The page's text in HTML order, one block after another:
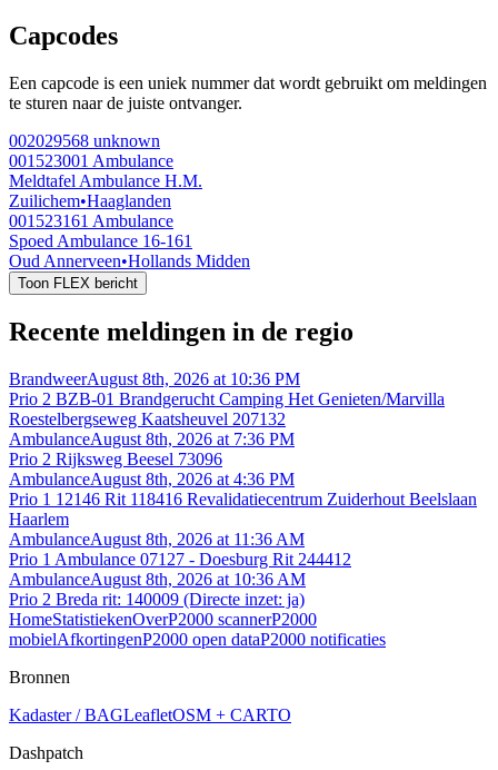
Capcodes
Een capcode is een uniek nummer dat wordt gebruikt om meldingen
te sturen naar de juiste ontvanger.
002029568 unknown
001523001 Ambulance
Meldtafel Ambulance H.M.
Zuilichem•Haaglanden
001523161 Ambulance
Spoed Ambulance 16-161
Oud Annerveen•Hollands Midden
Toon FLEX bericht
Recente meldingen in de regio
BrandweerAugust 8th, 2026 at 10:36 PM
Prio 2 BZB-01 Brandgerucht Camping Het Genieten/Marvilla
Roestelbergseweg Kaatsheuvel 207132
AmbulanceAugust 8th, 2026 at 7:36 PM
Prio 2 Rijksweg Beesel 73096
AmbulanceAugust 8th, 2026 at 4:36 PM
Prio 1 12146 Rit 118416 Revalidatiecentrum Zuiderhout Beelslaan
Haarlem
AmbulanceAugust 8th, 2026 at 11:36 AM
Prio 1 Ambulance 07127 - Doesburg Rit 244412
AmbulanceAugust 8th, 2026 at 10:36 AM
Prio 2 Breda rit: 140009 (Directe inzet: ja)
HomeStatistiekenOverP2000 scannerP2000
mobielAfkortingenP2000 open dataP2000 notificaties
Bronnen
Kadaster / BAGLeafletOSM + CARTO
Dashpatch